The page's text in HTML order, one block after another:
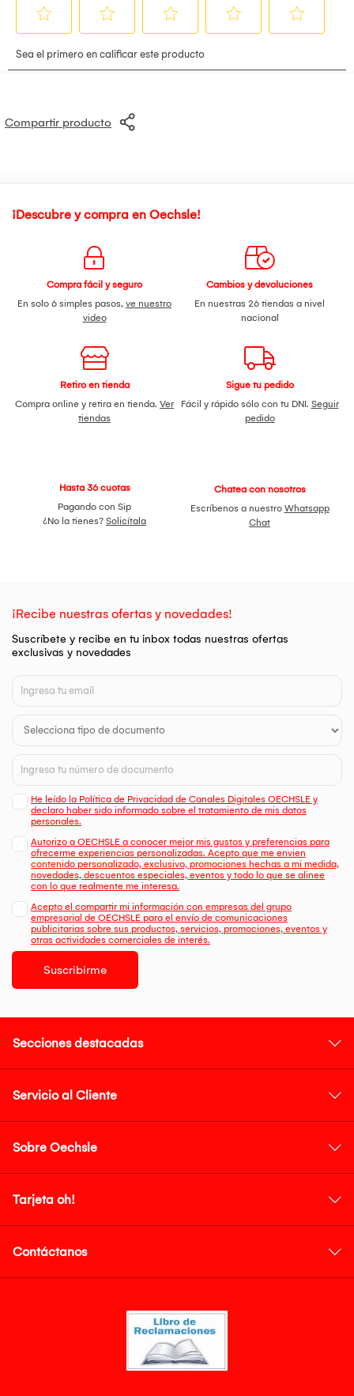
Compartir producto
¡Descubre y compra en Oechsle!
Compra fácil y seguro
En solo 6 simples pasos, ve nuestro
video
Cambios y devoluciones
En nuestras 26 tiendas a nivel
nacional
Retiro en tienda
Compra online y retira en tienda. Ver
tiendas
Sigue tu pedido
Fácil y rápido sólo con tu DNI. Seguir
pedido
Hasta 36 cuotas
Pagando con Sip
¿No la tienes? Solicítala
Chatea con nosotros
Escríbenos a nuestro Whatsapp
Chat
¡Recibe nuestras ofertas y novedades!
Suscríbete y recibe en tu inbox todas nuestras ofertas
exclusivas y novedades
He leído la Política de Privacidad de Canales Digitales OECHSLE y
declaro haber sido informado sobre el tratamiento de mis datos
personales.
Autorizo a OECHSLE a conocer mejor mis gustos y preferencias para
ofrecerme experiencias personalizadas. Acepto que me envien
contenido personalizado, exclusivo, promociones hechas a mi medida,
novedades, descuentos especiales, eventos y todo lo que se alinee
con lo que realmente me interesa.
Acepto el compartir mi información con empresas del grupo
empresarial de OECHSLE para el envío de comunicaciones
publicitarias sobre sus productos, servicios, promociones, eventos y
otras actividades comerciales de interés.
Suscribirme
Secciones destacadas
Servicio al Cliente
Sobre Oechsle
Tarjeta oh!
Contáctanos